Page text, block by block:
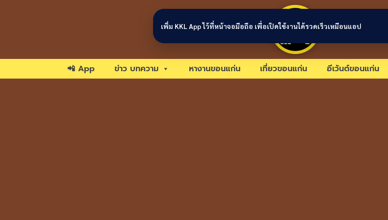
ขอนแก่นลิงก์
📲 App ข่าว บทความ หางานขอนแก่น เที่ยวขอนแก่น อีเว้นต์ขอนแก่น
เพิ่ม KKL App ไว้ที่หน้าจอมือถือ เพื่อเปิดใช้งานได้รวดเร็วเหมือนแอป